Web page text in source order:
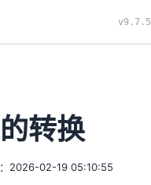
v9.7.5
转换
2026-02-19 05:10:55